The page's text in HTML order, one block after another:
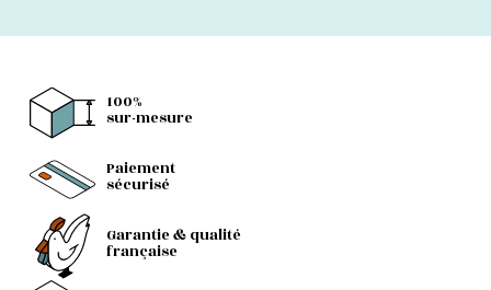
100%
sur-mesure
Paiement
sécurisé
Garantie & qualité
française